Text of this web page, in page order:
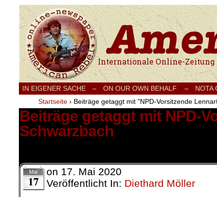
Internationale Onlinezeitung für Frieden,
IN EIGENER SACHE – ON OUR OWN BEHALF –
NOTA
Startseite › Beiträge getaggt mit "NPD-Vorsitzende
Beiträge getaggt mit NPD-
Schwarzbach
Mai
17
on 17. Mai 2020
Veröffentlicht In: Diethard Möller